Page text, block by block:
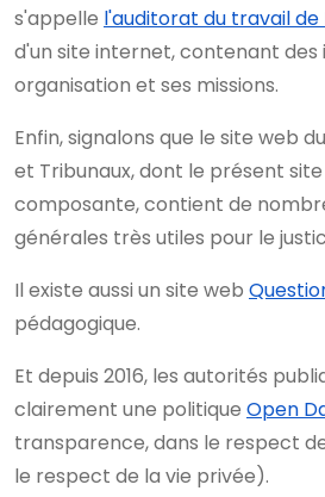
s'appelle l'auditorat du travail de
d'un site internet, contenant des
organisation et ses missions.
Enfin, signalons que le site web
et Tribunaux, dont le présent
composante, contient de
générales très utiles pour le
Il existe aussi un site web
pédagogique.
Et depuis 2016, les autorités
clairement une politique Open
transparence, dans le respect
le respect de la vie privée).